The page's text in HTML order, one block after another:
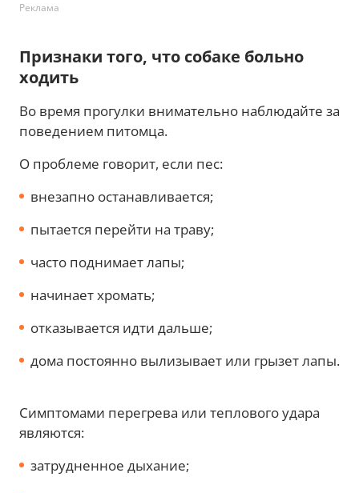
Реклама
Признаки того, что собаке больно
ходить
Во время прогулки внимательно наблюдайте за
поведением питомца.
О проблеме говорит, если пес:
внезапно останавливается;
пытается перейти на траву;
часто поднимает лапы;
начинает хромать;
отказывается идти дальше;
дома постоянно вылизывает или грызет лапы.
Симптомами перегрева или теплового удара
являются:
затрудненное дыхание;